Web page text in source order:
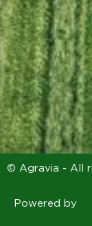
© Agravia - All
Powered by